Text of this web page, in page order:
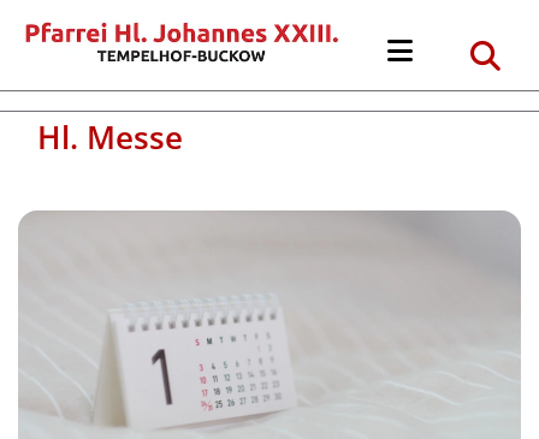
Hl. Messe